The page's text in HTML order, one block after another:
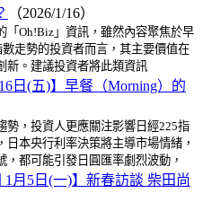
（2026/1/16）
「Oh!Biz」資訊，雖然內容聚焦於早
走勢的投資者而言，其主要價值在
新。建議投資者將此類資訊
日(五)】早餐（Morning）的
勢，投資人更應關注影響日經225指
本央行利率決策將主導市場情緒，
都可能引發日圓匯率劇烈波動，
1月5日(一)】新春訪談 柴田尚